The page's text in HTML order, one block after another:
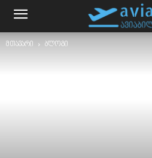
მთავარი ბლოგი